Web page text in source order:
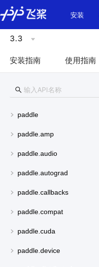
\u200E
安装
3.3
安装指南 使用指南
paddle
paddle.amp
paddle.audio
paddle.autograd
paddle.callbacks
paddle.compat
paddle.cuda
paddle.device